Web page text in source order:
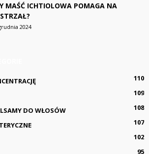
MAŚĆ ICHTIOLOWA POMAGA NA
2024
110
109
DO WŁOSÓW
108
107
102
95